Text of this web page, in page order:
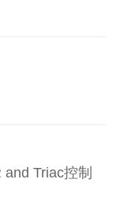
Triac控制